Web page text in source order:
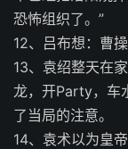
恐怖组织了。”
12、吕布想：曹
13、袁绍整天在
龙，开Party，车
了当局的注意。
14、袁术以为皇